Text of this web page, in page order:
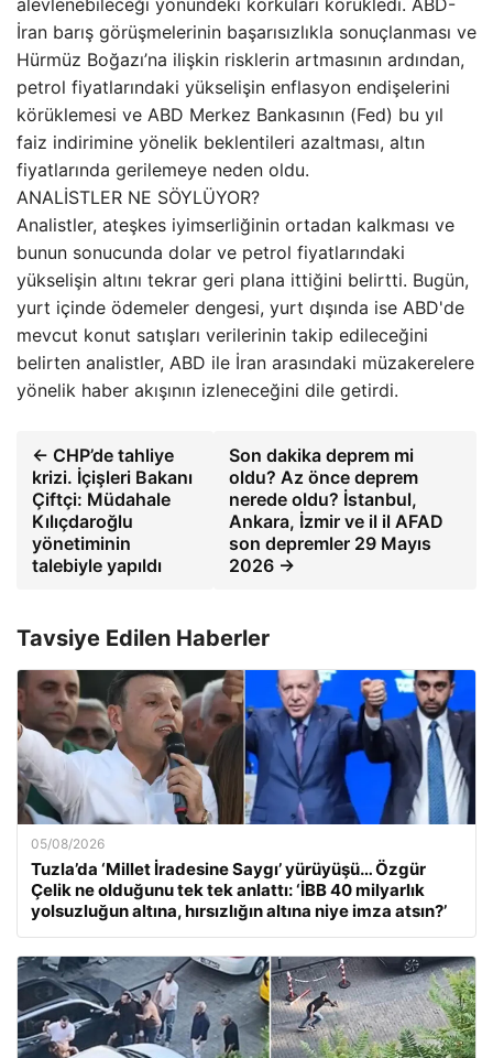
alevlenebileceği yönündeki korkuları körükledi. ABD-
İran barış görüşmelerinin başarısızlıkla sonuçlanması ve
Hürmüz Boğazı’na ilişkin risklerin artmasının ardından,
petrol fiyatlarındaki yükselişin enflasyon endişelerini
körüklemesi ve ABD Merkez Bankasının (Fed) bu yıl
faiz indirimine yönelik beklentileri azaltması, altın
fiyatlarında gerilemeye neden oldu.
ANALİSTLER NE SÖYLÜYOR?
Analistler, ateşkes iyimserliğinin ortadan kalkması ve
bunun sonucunda dolar ve petrol fiyatlarındaki
yükselişin altını tekrar geri plana ittiğini belirtti. Bugün,
yurt içinde ödemeler dengesi, yurt dışında ise ABD'de
mevcut konut satışları verilerinin takip edileceğini
belirten analistler, ABD ile İran arasındaki müzakerelere
yönelik haber akışının izleneceğini dile getirdi.
← CHP’de tahliye
krizi. İçişleri Bakanı
Çiftçi: Müdahale
Kılıçdaroğlu
yönetiminin
talebiyle yapıldı
Son dakika deprem mi
oldu? Az önce deprem
nerede oldu? İstanbul,
Ankara, İzmir ve il il AFAD
son depremler 29 Mayıs
2026 →
Tavsiye Edilen Haberler
05/08/2026
Tuzla’da ‘Millet İradesine Saygı’ yürüyüşü… Özgür
Çelik ne olduğunu tek tek anlattı: ‘İBB 40 milyarlık
yolsuzluğun altına, hırsızlığın altına niye imza atsın?’